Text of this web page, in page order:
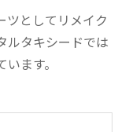
ツとしてリメイク
ルタキシードでは
ます。